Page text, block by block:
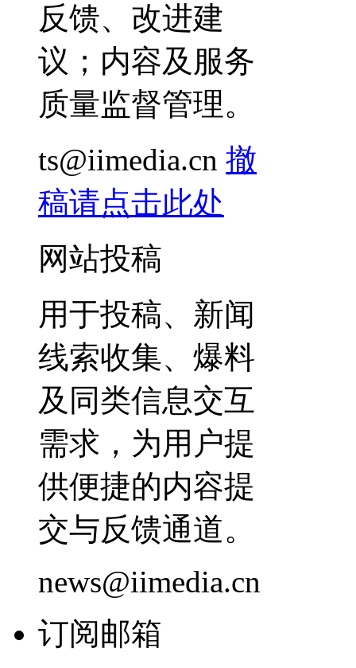
反馈、改进建
议；内容及服务
质量监督管理。
ts@iimedia.cn 撤
稿请点击此处
网站投稿
用于投稿、新闻
线索收集、爆料
及同类信息交互
需求，为用户提
供便捷的内容提
交与反馈通道。
news@iimedia.cn
订阅邮箱